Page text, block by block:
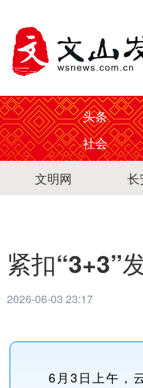
头条
社会
文明网
长
紧扣“3+3”
2026-06-03 23:17
6月3日上午，